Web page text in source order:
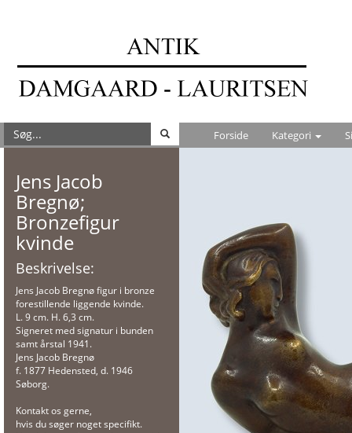
Forside Kategori
Jens Jacob
Bregnø;
Bronzefigur
kvinde
Beskrivelse:
Jens Jacob Bregnø figur i bronze
forestillende liggende kvinde.
L. 9 cm. H. 6,3 cm.
Signeret med signatur i bunden
samt årstal 1941.
Jens Jacob Bregnø
f. 1877 Hedensted, d. 1946
Søborg.
Kontakt os gerne,
hvis du søger noget specifikt.